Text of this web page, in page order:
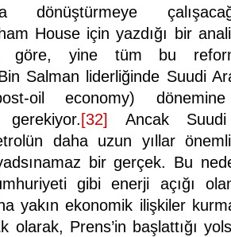
dönüştürmeye
House için yazdığı bir
göre, yine tüm bu
Salman liderliğinde Suudi
oil economy) dönemine
gerekiyor. [32]
Ancak Suudi
daha uzun yıllar
bir gerçek. Bu
gibi enerji açığı
yakın ekonomik ilişkiler
olarak, Prens’in başlattığı